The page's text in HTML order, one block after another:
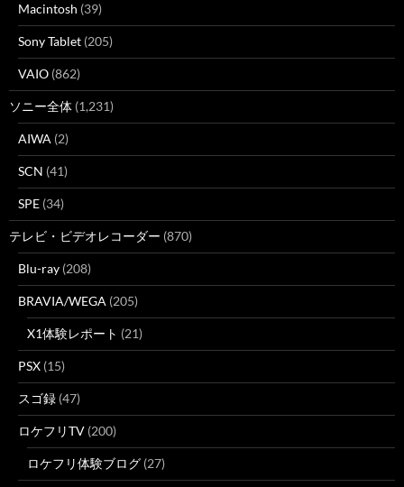
Macintosh (39)
Sony Tablet (205)
VAIO (862)
ソニー全体 (1,231)
AIWA (2)
SCN (41)
SPE (34)
テレビ・ビデオレコーダー (870)
Blu-ray (208)
BRAVIA/WEGA (205)
X1体験レポート (21)
PSX (15)
スゴ録 (47)
ロケフリTV (200)
ロケフリ体験ブログ (27)